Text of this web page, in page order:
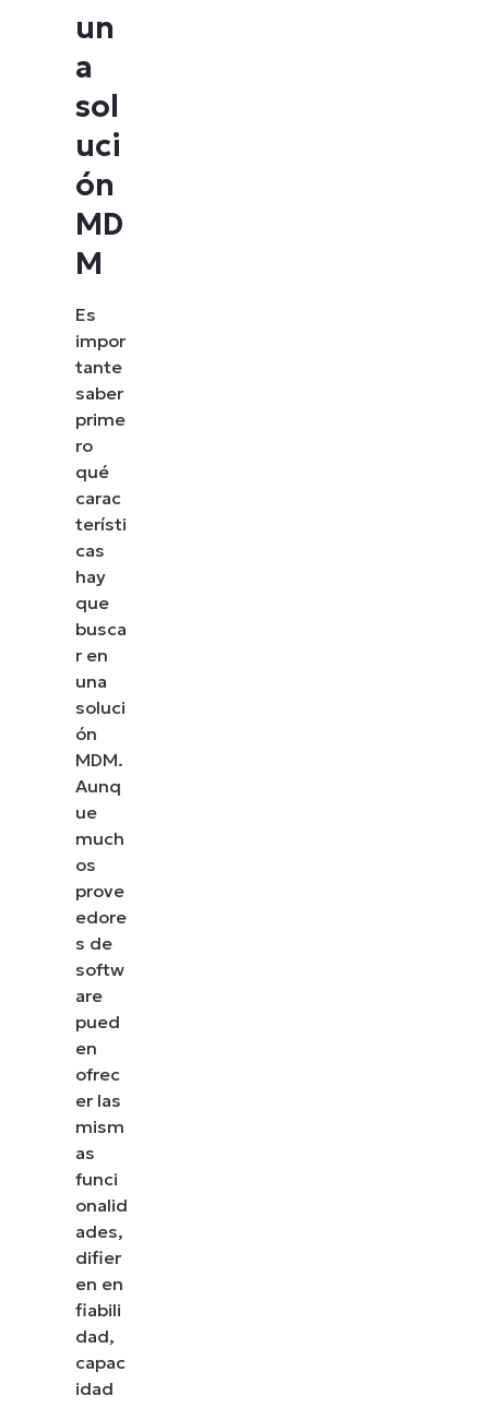
un
a
sol
uci
ón
MD
M
Es
impor
tante
saber
prime
ro
qué
carac
terísti
cas
hay
que
busca
r en
una
soluci
ón
MDM.
Aunq
ue
much
os
prove
edore
s de
softw
are
pued
en
ofrec
er las
mism
as
funci
onalid
ades,
difier
en en
fiabili
dad,
capac
idad